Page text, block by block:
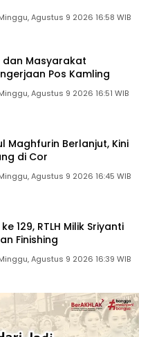
Agustus 9 2026 16:58 WIB
dan Masyarakat
Pos Kamling
Agustus 9 2026 16:51 WIB
Maghfurin Berlanjut, Kini
di Cor
Agustus 9 2026 16:45 WIB
129, RTLH Milik Sriyanti
Finishing
Agustus 9 2026 16:39 WIB